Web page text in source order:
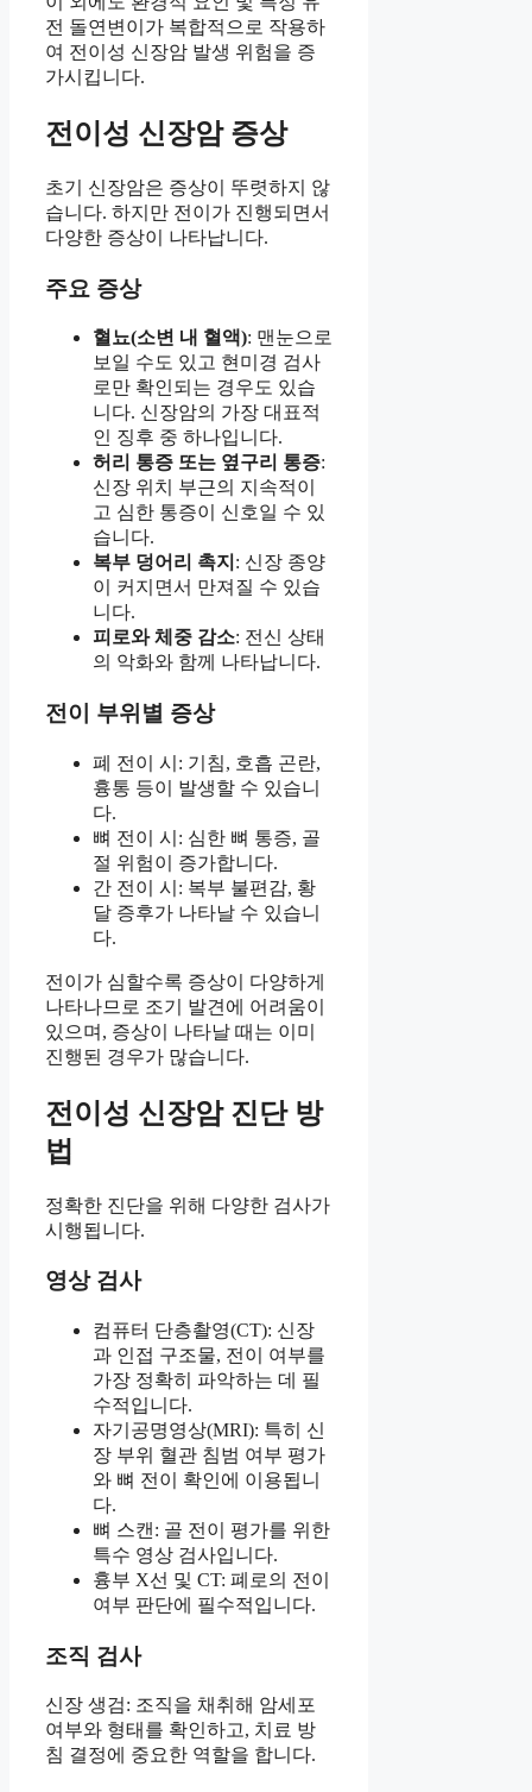
전 돌연변이가 복합적으로 작용하
여 전이성 신장암 발생 위험을 증
가시킵니다.
전이성 신장암 증상
초기 신장암은 증상이 뚜렷하지 않
습니다. 하지만 전이가 진행되면서
다양한 증상이 나타납니다.
주요 증상
혈뇨(소변 내 혈액): 맨눈으로
보일 수도 있고 현미경 검사
로만 확인되는 경우도 있습
니다. 신장암의 가장 대표적
인 징후 중 하나입니다.
허리 통증 또는 옆구리 통증:
신장 위치 부근의 지속적이
고 심한 통증이 신호일 수 있
습니다.
복부 덩어리 촉지 : 신장 종양
이 커지면서 만져질 수 있습
니다.
피로와 체중 감소: 전신 상태
의 악화와 함께 나타납니다.
전이 부위별 증상
폐 전이 시: 기침, 호흡 곤란,
흉통 등이 발생할 수 있습니
다.
뼈 전이 시: 심한 뼈 통증, 골
절 위험이 증가합니다.
간 전이 시: 복부 불편감, 황
달 증후가 나타날 수 있습니
다.
전이가 심할수록 증상이 다양하게
나타나므로 조기 발견에 어려움이
있으며, 증상이 나타날 때는 이미
진행된 경우가 많습니다.
전이성 신장암 진단 방
법
정확한 진단을 위해 다양한 검사가
시행됩니다.
영상 검사
컴퓨터 단층촬영(CT): 신장
과 인접 구조물, 전이 여부를
가장 정확히 파악하는 데 필
수적입니다.
자기공명영상(MRI): 특히 신
장 부위 혈관 침범 여부 평가
와 뼈 전이 확인에 이용됩니
다.
뼈 스캔: 골 전이 평가를 위한
특수 영상 검사입니다.
흉부 X선 및 CT: 폐로의 전이
여부 판단에 필수적입니다.
조직 검사
신장 생검: 조직을 채취해 암세포
여부와 형태를 확인하고, 치료 방
침 결정에 중요한 역할을 합니다.